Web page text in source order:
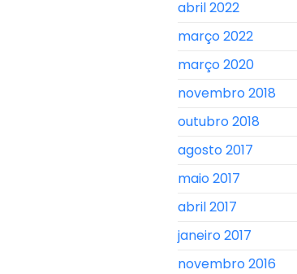
abril 2022
março 2022
março 2020
novembro 2018
outubro 2018
agosto 2017
maio 2017
abril 2017
janeiro 2017
novembro 2016